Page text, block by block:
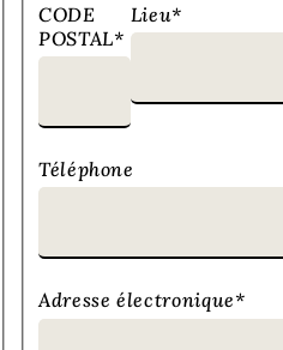
CODE
POSTAL*
Lieu*
Téléphone
Adresse électronique*